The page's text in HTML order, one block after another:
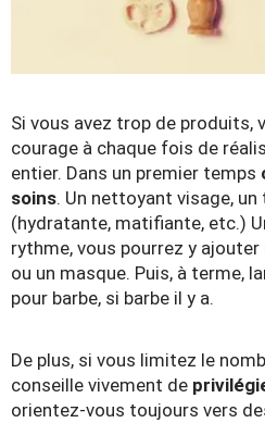
Si vous avez trop de produits,
courage à chaque fois de
entier. Dans un premier temps
soins. Un nettoyant visage,
(hydratante, matifiante, etc.)
rythme, vous pourrez y
ou un masque. Puis, à terme,
pour barbe, si barbe il y a.
De plus, si vous limitez le
conseille vivement de
orientez-vous toujours vers